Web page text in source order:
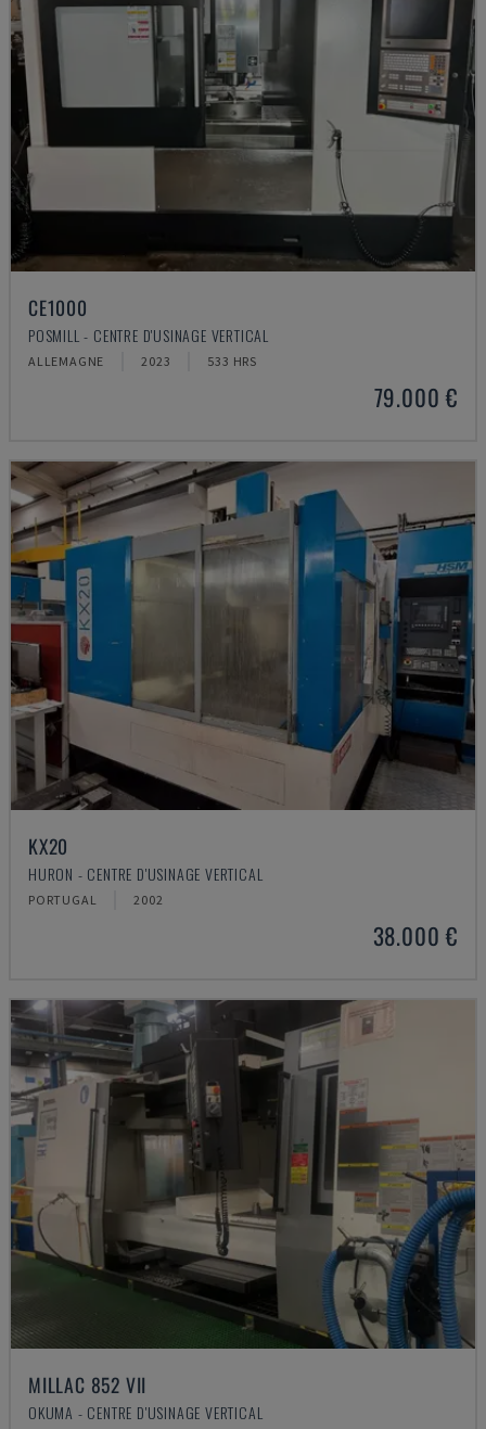
CE1000
POSMILL - CENTRE D'USINAGE VERTICAL
ALLEMAGNE 2023 533 HRS
79.000 €
KX20
HURON - CENTRE D'USINAGE VERTICAL
PORTUGAL 2002
38.000 €
MILLAC 852 VII
OKUMA - CENTRE D'USINAGE VERTICAL